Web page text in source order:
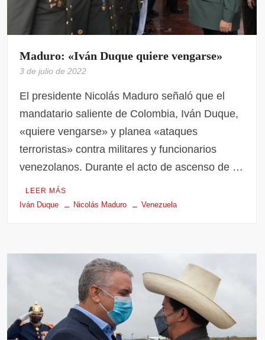
Maduro: «Iván Duque quiere vengarse»
3 de julio de 2022
El presidente Nicolás Maduro señaló que el
mandatario saliente de Colombia, Iván Duque,
«quiere vengarse» y planea «ataques
terroristas» contra militares y funcionarios
venezolanos. Durante el acto de ascenso de …
LEER MÁS
Iván Duque Nicolás Maduro Venezuela